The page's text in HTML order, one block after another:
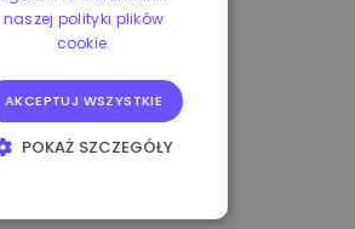
naszej polityki plików
cookie.
AKCEPTUJ WSZYSTKIE
POKAŻ SZCZEGÓŁY